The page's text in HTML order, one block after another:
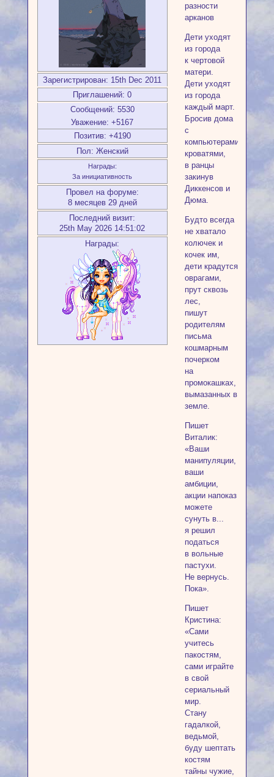
Зарегистрирован: 15th Dec 2011
Приглашений: 0
Сообщений: 5530
Уважение: +5167
Позитив: +4190
Пол: Женский
Награды:
За инициативность
Провел на форуме:
8 месяцев 29 дней
Последний визит:
25th May 2026 14:51:02
Награды:
разности
арканов
Дети уходят
из города
к чертовой
матери.
Дети уходят
из города
каждый март.
Бросив дома
с
компьютерами,
кроватями,
в ранцы
закинув
Диккенсов и
Дюма.
Будто всегда
не хватало
колючек и
кочек им,
дети крадутся
оврагами,
прут сквозь
лес,
пишут
родителям
письма
кошмарным
почерком
на
промокашках,
вымазанных в
земле.
Пишет
Виталик:
«Ваши
манипуляции,
ваши
амбиции,
акции напоказ
можете
сунуть в...
я решил
податься
в вольные
пастухи.
Не вернусь.
Пока».
Пишет
Кристина:
«Сами
учитесь
пакостям,
сами играйте
в свой
сериальный
мир.
Стану
гадалкой,
ведьмой,
буду шептать
костям
тайны чужие,